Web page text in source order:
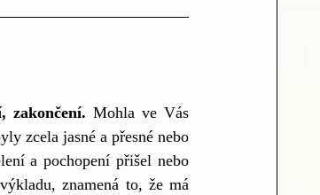
zakončení. Mohla ve Vás
zcela jasné a přesné nebo
a pochopení přišel nebo
znamená to, že má